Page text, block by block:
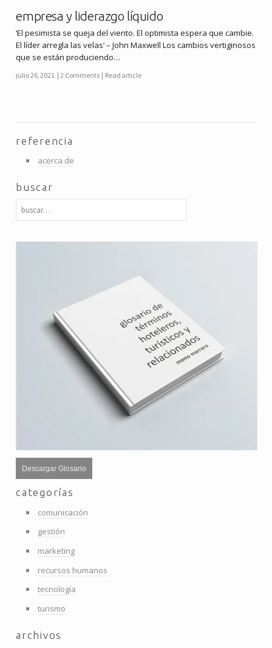
empresa y liderazgo líquido
‘El pesimista se queja del viento. El optimista espera que cambie.
El líder arregla las velas’ – John Maxwell Los cambios vertiginosos
que se están produciendo…
julio 26, 2021 2 Comments Read article
referencia
acerca de
buscar
Descargar Glosario
categorías
comunicación
gestión
marketing
recursos humanos
tecnología
turismo
archivos